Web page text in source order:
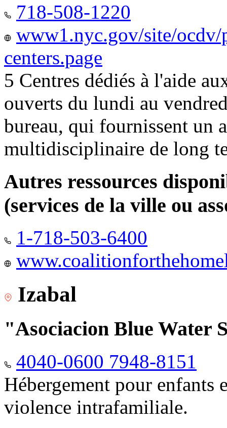
718-508-1220
www1.nyc.gov/site/
centers.page
5 Centres dédiés à l'aide
ouverts du lundi au
bureau, qui fournissent un
multidisciplinaire de long
Autres ressources
(services de la ville ou
1-718-503-6400
Izabal
"Asociacion Blue Water
4040-0600 7948-8151
Hébergement pour enfants
violence intrafamiliale.